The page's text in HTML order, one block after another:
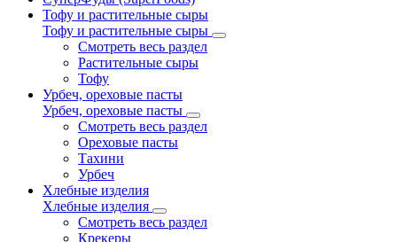
Тофу и растительные сыры
Тофу и растительные сыры
Смотреть весь раздел
Растительные сыры
Тофу
Урбеч, ореховые пасты
Урбеч, ореховые пасты
Смотреть весь раздел
Ореховые пасты
Тахини
Урбеч
Хлебные изделия
Хлебные изделия
Смотреть весь раздел
Крекеры